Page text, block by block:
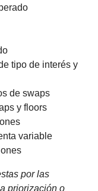
tipo de interés y
de swaps
y floors
variable
por las
priorización o